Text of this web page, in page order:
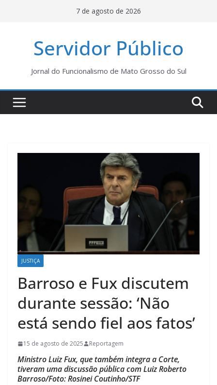
7 de agosto de 2026
Servidor Público
Jornal do Funcionalismo de Mato Grosso do Sul
JUSTIÇA
Barroso e Fux discutem
durante sessão: ‘Não
está sendo fiel aos fatos’
15 de agosto de 2025 Reportagem
Ministro Luiz Fux, que também integra a Corte,
tiveram uma discussão pública com Luiz Roberto
Barroso/Foto: Rosinei Coutinho/STF